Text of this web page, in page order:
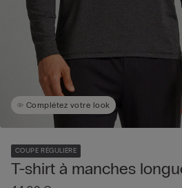
Complétez votre look
COUPE RÉGULIÈRE
T-shirt à manches